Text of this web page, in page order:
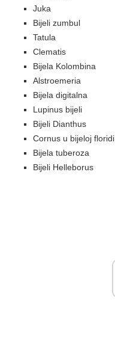
Juka
Bijeli zumbul
Tatula
Clematis
Bijela Kolombina
Alstroemeria
Bijela digitalna
Lupinus bijeli
Bijeli Dianthus
Cornus u bijeloj floridi
Bijela tuberoza
Bijeli Helleborus